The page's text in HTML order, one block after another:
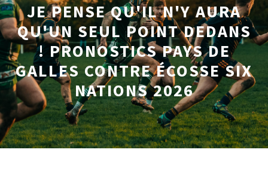
JE PENSE QU'IL N'Y AURA
QU'UN SEUL POINT DEDANS
! PRONOSTICS PAYS DE
GALLES CONTRE ÉCOSSE SIX
NATIONS 2026